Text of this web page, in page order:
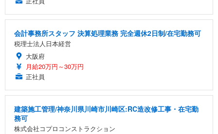
会計事務所スタッフ 決算処理業務 完全週休2日制/在宅勤務可
税理士法人日本経営
大阪府
月給20万円～30万円
正社員
建築施工管理/神奈川県川崎市川崎区:RC造改修工事・在宅勤
務可
株式会社コプロコンストラクション